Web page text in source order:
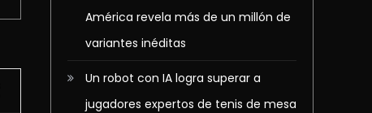
América revela más de un millón de
variantes inéditas
Un robot con IA logra superar a
jugadores expertos de tenis de mesa